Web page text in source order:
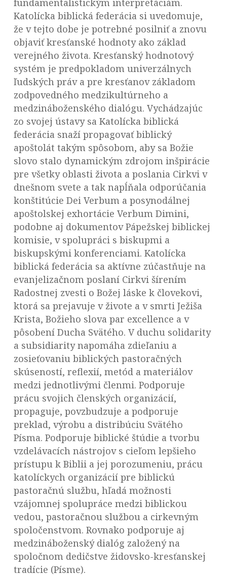
Katolícka biblická federácia si uvedomuje,
že v tejto dobe je potrebné posilniť a znovu
objaviť kresťanské hodnoty ako základ
verejného života. Kresťanský hodnotový
systém je predpokladom univerzálnych
ľudských práv a pre kresťanov základom
zodpovedného medzikultúrneho a
medzináboženského dialógu. Vychádzajúc
zo svojej ústavy sa Katolícka biblická
federácia snaží propagovať biblický
apoštolát takým spôsobom, aby sa Božie
slovo stalo dynamickým zdrojom inšpirácie
pre všetky oblasti života a poslania Cirkvi v
dnešnom svete a tak napĺňala odporúčania
konštitúcie Dei Verbum a posynodálnej
apoštolskej exhortácie Verbum Dimini,
podobne aj dokumentov Pápežskej biblickej
komisie, v spolupráci s biskupmi a
biskupskými konferenciami. Katolícka
biblická federácia sa aktívne zúčastňuje na
evanjelizačnom poslaní Cirkvi šírením
Radostnej zvesti o Božej láske k človekovi,
ktorá sa prejavuje v živote a v smrti Ježiša
Krista, Božieho slova par excellence a v
pôsobení Ducha Svätého. V duchu solidarity
a subsidiarity napomáha zdieľaniu a
zosieťovaniu biblických pastoračných
skúseností, reflexií, metód a materiálov
medzi jednotlivými členmi. Podporuje
prácu svojich členských organizácií,
propaguje, povzbudzuje a podporuje
preklad, výrobu a distribúciu Svätého
Písma. Podporuje biblické štúdie a tvorbu
vzdelávacích nástrojov s cieľom lepšieho
prístupu k Biblii a jej porozumeniu, prácu
katolíckych organizácií pre biblickú
pastoračnú službu, hľadá možnosti
vzájomnej spolupráce medzi biblickou
vedou, pastoračnou službou a cirkevným
spoločenstvom. Rovnako podporuje aj
medzináboženský dialóg založený na
spoločnom dedičstve židovsko-kresťanskej
tradície (Písme).